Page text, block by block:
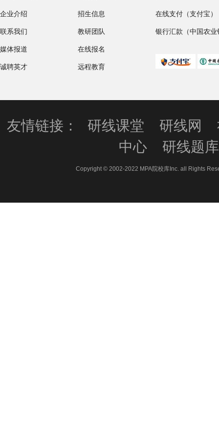
企业介绍
联系我们
媒体报道
诚聘英才
招生信息
教研团队
在线报名
远程教育
在线支付（支付宝）
银行汇款（中国农业
友情链接： 研线课堂 研线网
中心
研线题库
Copyright © 2002-2022 MPA院校库Inc. all Rights